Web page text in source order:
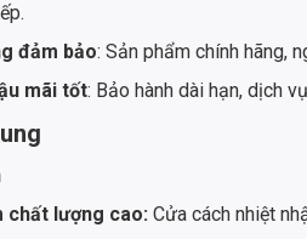
đảm bảo: Sản phẩm chính hãng,
mãi tốt: Bảo hành dài hạn, dịch
chất lượng cao: Cửa cách nhiệt